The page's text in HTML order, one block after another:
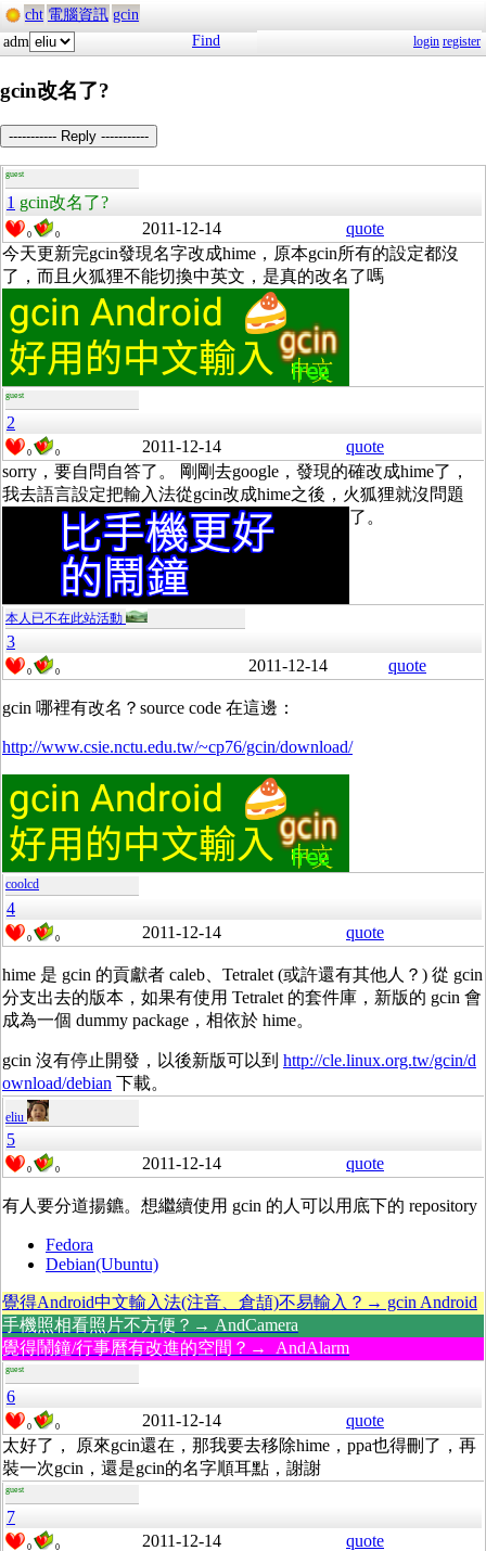
cht 電腦資訊 gcin
adm
Find login register
gcin改名了?
----------- Reply -----------
guest
1 gcin改名了?
0 0 2011-12-14
quote
今天更新完gcin發現名字改成hime，原本gcin所有的設定都沒
了，而且火狐狸不能切換中英文，是真的改名了嗎
guest
2
0 0 2011-12-14
quote
sorry，要自問自答了。 剛剛去google，發現的確改成hime了，
我去語言設定把輸入法從gcin改成hime之後，火狐狸就沒問題
了。
本人已不在此站活動
3
0 0 2011-12-14 quote
gcin 哪裡有改名？source code 在這邊：
http://www.csie.nctu.edu.tw/~cp76/gcin/download/
coolcd
4
0 0 2011-12-14 quote
hime 是 gcin 的貢獻者 caleb、Tetralet (或許還有其他人？) 從 gcin
分支出去的版本，如果有使用 Tetralet 的套件庫，新版的 gcin 會
成為一個 dummy package，相依於 hime。
gcin 沒有停止開發，以後新版可以到 http://cle.linux.org.tw/gcin/d
ownload/debian 下載。
eliu
5
0 0 2011-12-14 quote
有人要分道揚鑣。想繼續使用 gcin 的人可以用底下的 repository
Fedora
Debian(Ubuntu)
覺得Android中文輸入法(注音、倉頡)不易輸入？→ gcin Android
手機照相看照片不方便？→ AndCamera
覺得鬧鐘/行事曆有改進的空間？→ AndAlarm
guest
6
0 0 2011-12-14
quote
太好了， 原來gcin還在，那我要去移除hime，ppa也得刪了，再
裝一次gcin，還是gcin的名字順耳點，謝謝
guest
7
0 0 2011-12-14 quote